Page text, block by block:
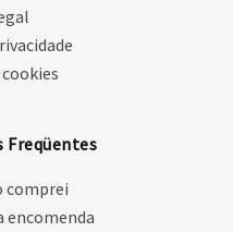
Freqüentes
comprei
encomenda